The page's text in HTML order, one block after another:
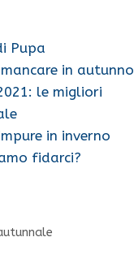
Pupa
in autunno
le migliori
in inverno
fidarci?